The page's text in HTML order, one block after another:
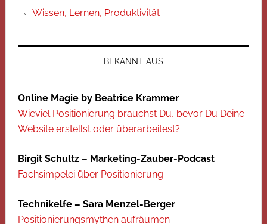
Wissen, Lernen, Produktivität
BEKANNT AUS
Online Magie by Beatrice Krammer
Wieviel Positionierung brauchst Du, bevor Du Deine
Website erstellst oder überarbeitest?
Birgit Schultz – Marketing-Zauber-Podcast
Fachsimpelei über Positionierung
Technikelfe – Sara Menzel-Berger
Positionierungsmythen aufräumen